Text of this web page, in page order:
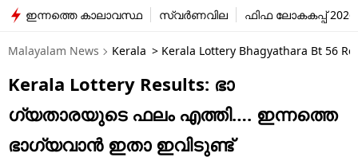
India
Entertainment
Business
Education
ഇന്നത്തെ കാലാവസ്ഥ സ്വർണവില ഫിഫ ലോകകപ്പ് 2026
Malayalam News Kerala > Kerala Lottery Bhagyathara Bt 56
Kerala Lottery Results: ഭാ​
ഗ്യതാരയുടെ ഫലം എത്തി…. ഇന്നത്തെ
ഭാ​ഗ്യവാൻ ഇതാ ഇവിടുണ്ട്